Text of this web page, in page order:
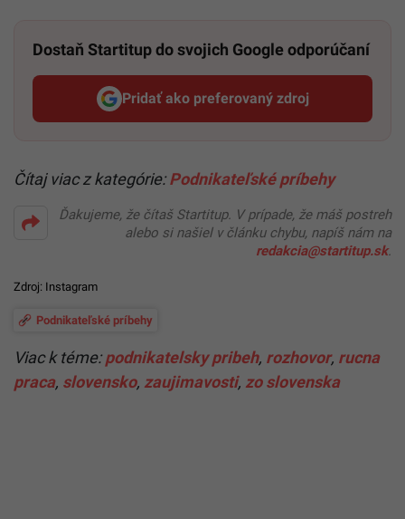
Dostaň Startitup do svojich Google odporúčaní
Pridať ako preferovaný zdroj
Startitup, odkaz sa otvorí v
Čítaj viac z kategórie:Podnikateľské príbehy
Ďakujeme, že čítaš Startitup. V prípade, že máš postreh
alebo si našiel v článku chybu, napíš nám na
redakcia@startitup.sk.
Zdroj: Instagram
Podnikateľské príbehy
Viac k téme:podnikatelsky pribeh, rozhovor, rucna
praca, slovensko, zaujimavosti, zo slovenska